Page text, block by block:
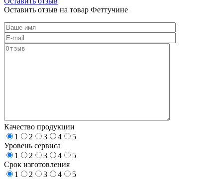
Оставить отзыв на товар Феттучине
Качество продукции
1
2 3 4
5
Уровень сервиса
1
2 3 4
5
Срок изготовления
1
2 3 4
5